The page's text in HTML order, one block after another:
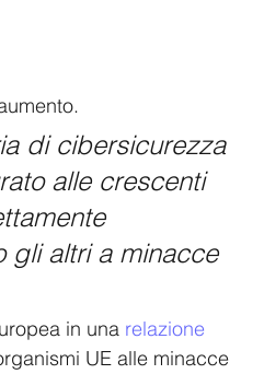
di cibersicurezza
alle crescenti
gli altri a minacce
in una relazione
UE alle minacce